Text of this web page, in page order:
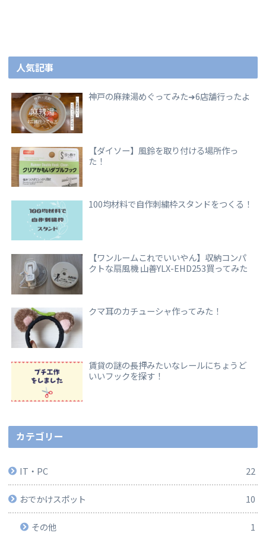
人気記事
神戸の麻辣湯めぐってみた➜6店舗行ったよ
【ダイソー】風鈴を取り付ける場所作っ
た！
100均材料で自作刺繍枠スタンドをつくる！
【ワンルームこれでいいやん】収納コンパ
クトな扇風機 山善YLX-EHD253買ってみた
クマ耳のカチューシャ作ってみた！
賃貸の謎の長押みたいなレールにちょうど
いいフックを探す！
カテゴリー
IT・PC 22
おでかけスポット 10
その他 1